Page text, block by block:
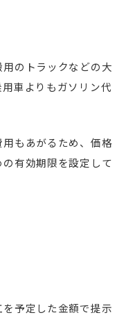
のトラックなどの大
車よりもガソリン代
もあがるため、価格
有効期限を設定して
予定した金額で提示